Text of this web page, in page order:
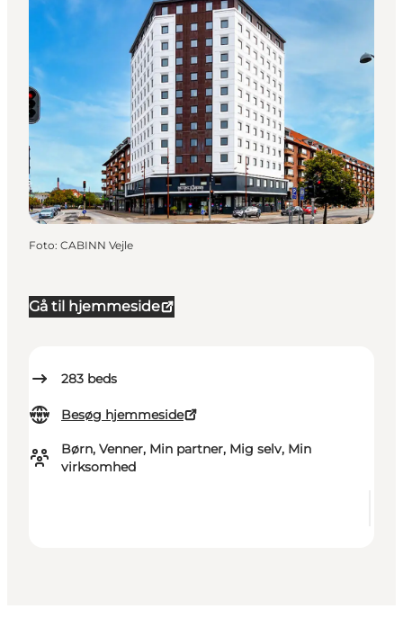
Gå til hjemmeside
283 beds
Besøg hjemmeside
Børn, Venner, Min partner, Mig selv, Min
virksomhed
Foto: CABINN Vejle